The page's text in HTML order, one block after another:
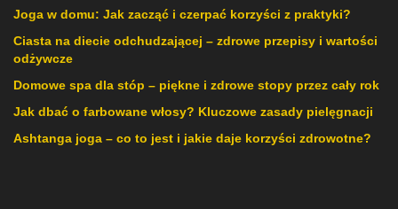
Joga w domu: Jak zacząć i czerpać korzyści z praktyki?
Ciasta na diecie odchudzającej – zdrowe przepisy i wartości
odżywcze
Domowe spa dla stóp – piękne i zdrowe stopy przez cały rok
Jak dbać o farbowane włosy? Kluczowe zasady pielęgnacji
Ashtanga joga – co to jest i jakie daje korzyści zdrowotne?